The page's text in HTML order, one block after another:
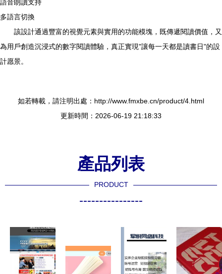
語音朗讀支持
多語言切換
該設計通過豐富的視覺元素與實用的功能模塊，既傳遞閱讀價值，又
為用戶創造沉浸式的數字閱讀體驗，真正實現"讓每一天都是讀書日"的設
計愿景。
如若轉載，請注明出處：http://www.fmxbe.cn/product/4.html
更新時間：2026-06-19 21:18:33
產品列表
PRODUCT
----------------